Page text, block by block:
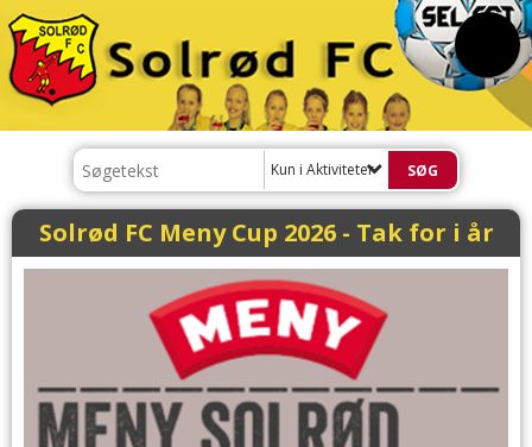
Kun i Aktiviteter
Solrød FC Meny Cup 2026 - Tak for i år